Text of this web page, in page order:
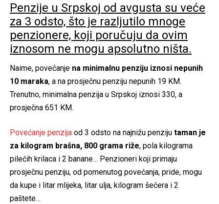
Penzije u Srpskoj od avgusta su veće
za 3 odsto, što je razljutilo mnoge
penzionere, koji poručuju da ovim
iznosom ne mogu apsolutno ništa.
Naime, povećanje na minimalnu penziju iznosi nepunih
10 maraka, a na prosječnu penziju nepunih 19 KM.
Trenutno, minimalna penzija u Srpskoj iznosi 330, a
prosječna 651 KM.
Povećanje penzija od 3 odsto na najnižu penziju taman je
za kilogram brašna, 800 grama riže, pola kilograma
pilećih krilaca i 2 banane… Penzioneri koji primaju
prosječnu penziju, od pomenutog povećanja, pride, mogu
da kupe i litar mlijeka, litar ulja, kilogram šećera i 2
paštete…